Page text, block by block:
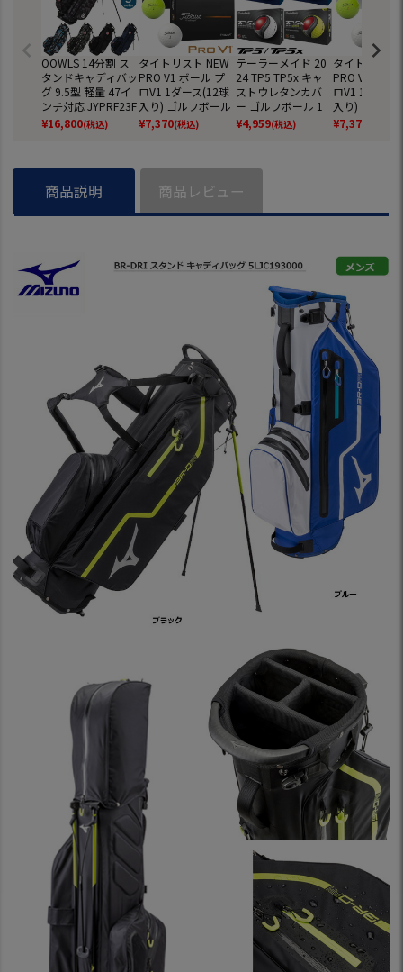
OOWLS 14分割 ス
タンドキャディバッ
グ 9.5型 軽量 47イ
ンチ対応 JYPRF23F
SB 【JYPER'Sオリ
ジナル商品】
¥16,800(税込)
タイトリスト NEW
PRO V1 ボール プ
ロV1 1ダース(12球
入り) ゴルフボール
2025年モデル TITL
EIST 日本正規品
¥7,370(税込)
テーラーメイド 20
24 TP5 TP5x キャ
ストウレタンカバ
ー ゴルフボール 1
ダース 全12球 日本
正規品
¥4,959(税込)
タイトリスト
PRO V1x ボ
ロV1 1ダース
入り) ゴルフ
2025年モデル
EIST 日本正
¥7,370
商品説明 商品レビュー